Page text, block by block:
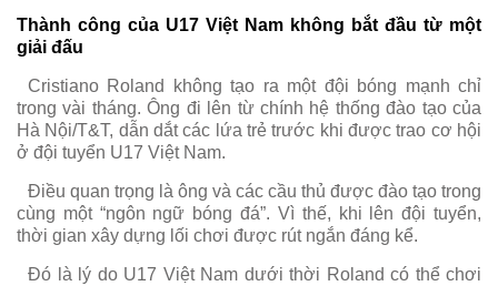
Thành công của U17 Việt Nam không bắt đầu từ một
giải đấu
Cristiano Roland không tạo ra một đội bóng mạnh chỉ
trong vài tháng. Ông đi lên từ chính hệ thống đào tạo của
Hà Nội/T&T, dẫn dắt các lứa trẻ trước khi được trao cơ hội
ở đội tuyển U17 Việt Nam.
Điều quan trọng là ông và các cầu thủ được đào tạo trong
cùng một “ngôn ngữ bóng đá”. Vì thế, khi lên đội tuyển,
thời gian xây dựng lối chơi được rút ngắn đáng kể.
Đó là lý do U17 Việt Nam dưới thời Roland có thể chơi